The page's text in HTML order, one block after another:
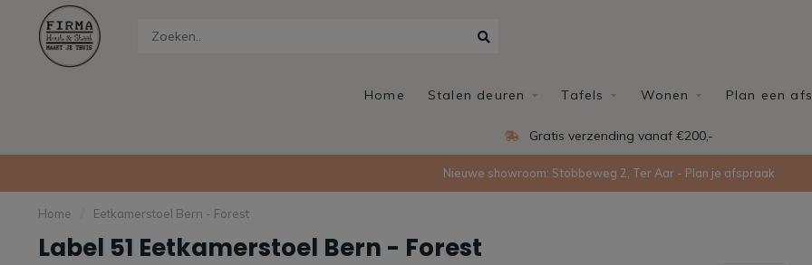
Home Stalen deuren Tafels Wonen Plan een
Gratis verzending vanaf €200,-
Nieuwe showroom: Stobbeweg 2, Ter Aar - Plan je afspraak
Home Eetkamerstoel Bern - Forest
Label 51 Eetkamerstoel Bern - Forest